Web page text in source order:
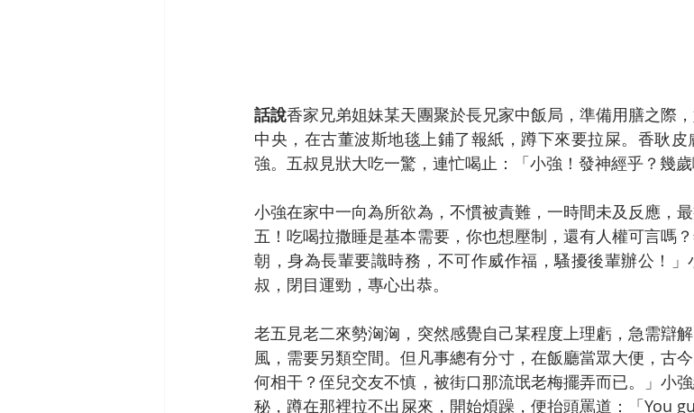
話說香家兄弟姐妹某天團聚於長兄家中飯局，準備用膳之際
中央，在古董波斯地毯上鋪了報紙，蹲下來要拉屎。香耿
強。五叔見狀大吃一驚，連忙喝止：「小強！發神經乎？幾
小強在家中一向為所欲為，不慣被責難，一時間未及反應，
五！吃喝拉撒睡是基本需要，你也想壓制，還有人權可言嗎
朝，身為長輩要識時務，不可作威作福，騷擾後輩辦公！
叔，閉目運勁，專心出恭。
老五見老二來勢洶洶，突然感覺自己某程度上理虧，急需辯
風，需要另類空間。但凡事總有分寸，在飯廳當眾大便，古
何相干？侄兒交友不慎，被街口那流氓老梅擺弄而已。」小
秘，蹲在那裡拉不出屎來，開始煩躁，便抬頭罵道：「You